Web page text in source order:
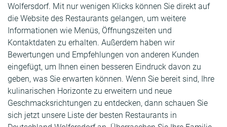
Wolfersdorf. Mit nur wenigen Klicks können Sie direkt auf
die Website des Restaurants gelangen, um weitere
Informationen wie Menüs, Öffnungszeiten und
Kontaktdaten zu erhalten. Außerdem haben wir
Bewertungen und Empfehlungen von anderen Kunden
eingefügt, um Ihnen einen besseren Eindruck davon zu
geben, was Sie erwarten können. Wenn Sie bereit sind, Ihre
kulinarischen Horizonte zu erweitern und neue
Geschmacksrichtungen zu entdecken, dann schauen Sie
sich jetzt unsere Liste der besten Restaurants in